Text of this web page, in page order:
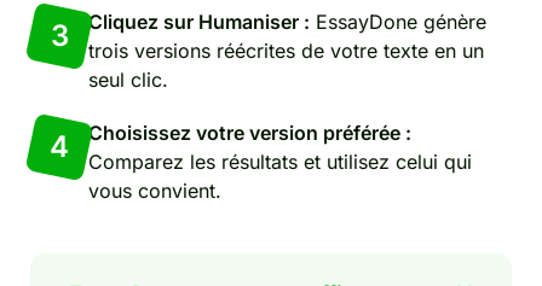
3 Cliquez sur Humaniser : EssayDone génère
trois versions réécrites de votre texte en un
seul clic.
4
Choisissez votre version préférée :
Comparez les résultats et utilisez celui qui
vous convient.